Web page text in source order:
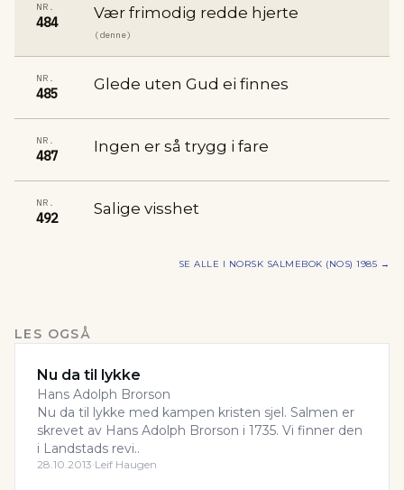
NR.
484
Vær frimodig redde hjerte
(denne)
NR.
485
Glede uten Gud ei finnes
NR.
487
Ingen er så trygg i fare
NR.
492
Salige visshet
SE ALLE I NORSK SALMEBOK (NOS) 1985 →
LES OGSÅ
Nu da til lykke
Hans Adolph Brorson
Nu da til lykke med kampen kristen sjel. Salmen er
skrevet av Hans Adolph Brorson i 1735. Vi finner den
i Landstads revi..
28.10.2013·Leif Haugen